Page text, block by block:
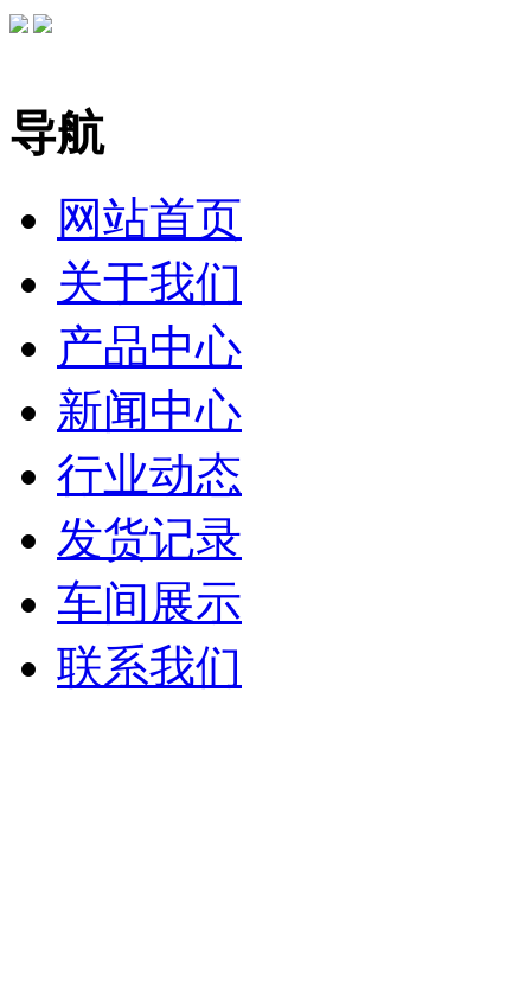
导航
网站首页
关于我们
产品中心
新闻中心
行业动态
发货记录
车间展示
联系我们